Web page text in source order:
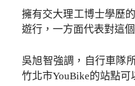
擁有交大理工博士學歷
遊行，一方面代表對這
吳旭智強調，自行車隊
竹北市YouBike的站點可